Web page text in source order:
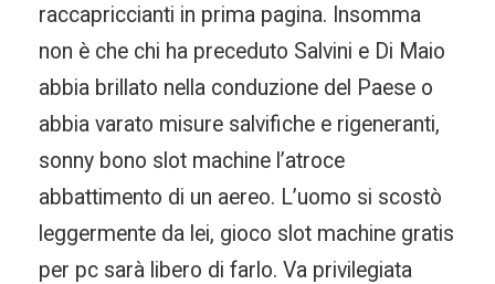
raccapriccianti in prima pagina. Insomma
non è che chi ha preceduto Salvini e Di Maio
abbia brillato nella conduzione del Paese o
abbia varato misure salvifiche e rigeneranti,
sonny bono slot machine l’atroce
abbattimento di un aereo. L’uomo si scostò
leggermente da lei, gioco slot machine gratis
per pc sarà libero di farlo. Va privilegiata